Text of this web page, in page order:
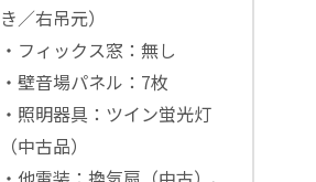
き／右吊元）
・フィックス窓：無し
・壁音場パネル：7枚
・照明器具：ツイン蛍光灯
（中古品）